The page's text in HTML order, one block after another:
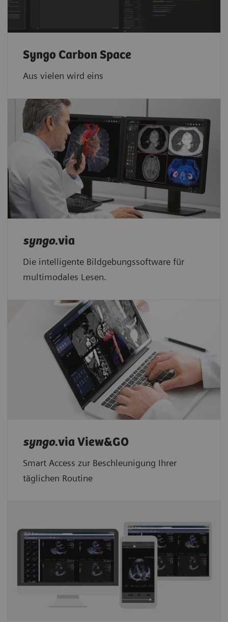
Syngo Carbon Space
Aus vielen wird eins
syngo.via
Die intelligente Bildgebungssoftware für
multimodales Lesen.
syngo.via View&GO
Smart Access zur Beschleunigung Ihrer
täglichen Routine